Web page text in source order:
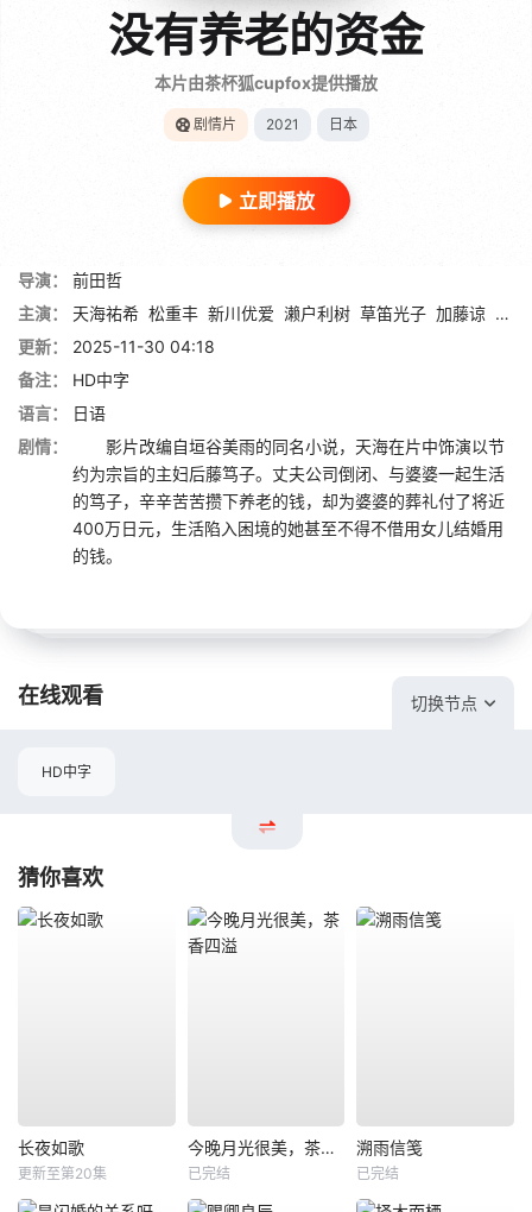
没有养老的资金
本片由茶杯狐cupfox提供播放
剧情片 2021 日本
立即播放
导演：
前田哲
主演：
天海祐希 松重丰 新川优爱 濑户利树 草笛光子 加藤谅 柴
更新：
2025-11-30 04:18
备注：
HD中字
语言：
日语
剧情：
影片改编自垣谷美雨的同名小说，天海在片中饰演以节
约为宗旨的主妇后藤笃子。丈夫公司倒闭、与婆婆一起生活
的笃子，辛辛苦苦攒下养老的钱，却为婆婆的葬礼付了将近
400万日元，生活陷入困境的她甚至不得不借用女儿结婚用
的钱。
在线观看 切换节点
HD中字
猜你喜欢
长夜如歌
更新至第20集
今晚月光很美，茶香四溢
已完结
溯雨信笺
已完结